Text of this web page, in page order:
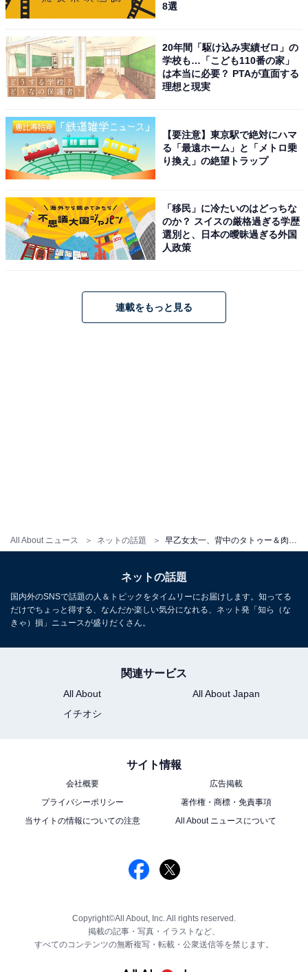
All About ニュース ネットの話題
8選
20年間「駆け込み実績ゼロ」の
学校も…「こども110番の家」
は本当に必要？ PTAが直面する
理想と現実
【要注意】東京駅で絶対にハマ
る「最遠ホーム」と「メトロ乗
り換え」の絶望トラップ
「移民」に冷たいのはどっちな
のか？ スイスの厳格過ぎる学歴
選別と、日本の曖昧過ぎる外国
人政策
連載をもっと見る
ネットの話題
国内外のSNSで話題の人＆トピックをタイムリーにお届けします。知ってる
だけでちょっと得する、なんだか楽しい気分になれる、ネット発「知ら（な
きゃ）損」ニュースが盛りだくさん。
関連サービス
All About
All About Japan
イチオシ
サイト情報
会社概要
広告掲載
プライバシーポリシー
著作権・商標・免責事項
当サイトの情報についての注意
All About ニュースについて
Copyright©All About, Inc. All rights reserved.
掲載の記事・写真・イラストなど、
すべてのコンテンツの無断複写・転載・公衆送信等を禁じます。